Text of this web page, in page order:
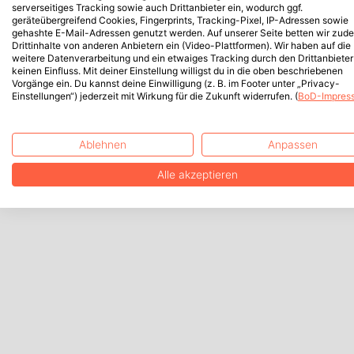
serverseitiges Tracking sowie auch Drittanbieter ein, wodurch ggf.
geräteübergreifend Cookies, Fingerprints, Tracking-Pixel, IP-Adressen sowie
gehashte E-Mail-Adressen genutzt werden. Auf unserer Seite betten wir
Drittinhalte von anderen Anbietern ein (Video-Plattformen). Wir haben auf die
weitere Datenverarbeitung und ein etwaiges Tracking durch den Drittanbieter
keinen Einfluss. Mit deiner Einstellung willigst du in die oben beschriebenen
Vorgänge ein. Du kannst deine Einwilligung (z. B. im Footer unter „Privacy-
Einstellungen“) jederzeit mit Wirkung für die Zukunft widerrufen. (BoD-
Ablehnen Anpassen
Alle akzeptieren